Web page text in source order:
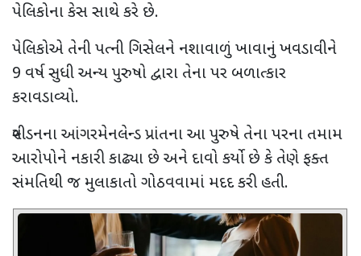
પેલિકોના કેસ સાથે કરે છે.
પેલિકોએ તેની પત્ની ગિસેલને નશાવાળું ખાવાનું ખવડાવીને
9 વર્ષ સુધી અન્ય પુરુષો દ્વારા તેના પર બળાત્કાર
કરાવડાવ્યો.
સ્વીડનના આંગરમેનલેન્ડ પ્રાંતના આ પુરુષે તેના પરના તમામ
આરોપોને નકારી કાઢ્યા છે અને દાવો કર્યો છે કે તેણે ફક્ત
સંમતિથી જ મુલાકાતો ગોઠવવામાં મદદ કરી હતી.